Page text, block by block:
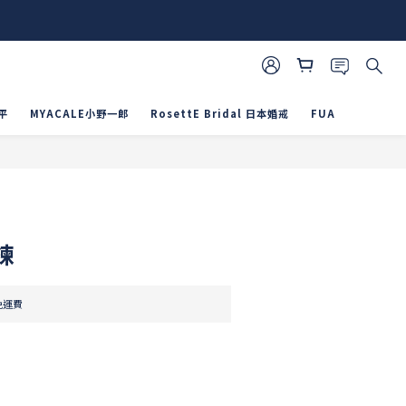
MYACALE小野一郎 RosettE Bridal 日本婚戒 FUA
運費